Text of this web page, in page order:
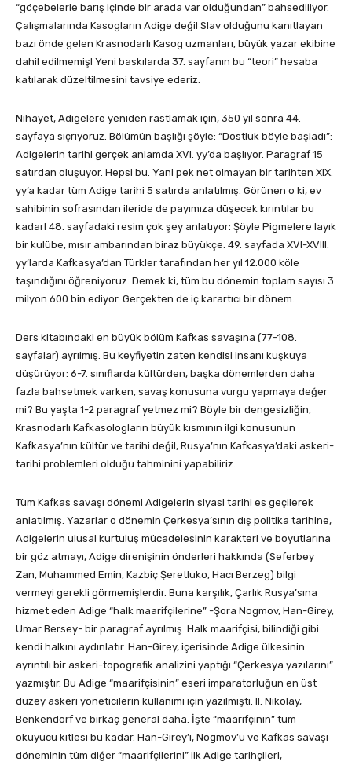
“göçebelerle barış içinde bir arada var olduğundan” bahsediliyor.
Çalışmalarında Kasogların Adige değil Slav olduğunu kanıtlayan
bazı önde gelen Krasnodarlı Kasog uzmanları, büyük yazar ekibine
dahil edilmemiş! Yeni baskılarda 37. sayfanın bu “teori” hesaba
katılarak düzeltilmesini tavsiye ederiz.
Nihayet, Adigelere yeniden rastlamak için, 350 yıl sonra 44.
sayfaya sıçrıyoruz. Bölümün başlığı şöyle: “Dostluk böyle başladı”:
Adigelerin tarihi gerçek anlamda XVI. yy’da başlıyor. Paragraf 15
satırdan oluşuyor. Hepsi bu. Yani pek net olmayan bir tarihten XIX.
yy’a kadar tüm Adige tarihi 5 satırda anlatılmış. Görünen o ki, ev
sahibinin sofrasından ileride de payımıza düşecek kırıntılar bu
kadar! 48. sayfadaki resim çok şey anlatıyor: Şöyle Pigmelere layık
bir kulübe, mısır ambarından biraz büyükçe. 49. sayfada XVI-XVIII.
yy’larda Kafkasya’dan Türkler tarafından her yıl 12.000 köle
taşındığını öğreniyoruz. Demek ki, tüm bu dönemin toplam sayısı 3
milyon 600 bin ediyor. Gerçekten de iç karartıcı bir dönem.
Ders kitabındaki en büyük bölüm Kafkas savaşına (77-108.
sayfalar) ayrılmış. Bu keyfiyetin zaten kendisi insanı kuşkuya
düşürüyor: 6-7. sınıflarda kültürden, başka dönemlerden daha
fazla bahsetmek varken, savaş konusuna vurgu yapmaya değer
mi? Bu yaşta 1-2 paragraf yetmez mi? Böyle bir dengesizliğin,
Krasnodarlı Kafkasologların büyük kısmının ilgi konusunun
Kafkasya’nın kültür ve tarihi değil, Rusya’nın Kafkasya’daki askeri-
tarihi problemleri olduğu tahminini yapabiliriz.
Tüm Kafkas savaşı dönemi Adigelerin siyasi tarihi es geçilerek
anlatılmış. Yazarlar o dönemin Çerkesya’sının dış politika tarihine,
Adigelerin ulusal kurtuluş mücadelesinin karakteri ve boyutlarına
bir göz atmayı, Adige direnişinin önderleri hakkında (Seferbey
Zan, Muhammed Emin, Kazbiç Şeretluko, Hacı Berzeg) bilgi
vermeyi gerekli görmemişlerdir. Buna karşılık, Çarlık Rusya’sına
hizmet eden Adige “halk maarifçilerine” -Şora Nogmov, Han-Girey,
Umar Bersey- bir paragraf ayrılmış. Halk maarifçisi, bilindiği gibi
kendi halkını aydınlatır. Han-Girey, içerisinde Adige ülkesinin
ayrıntılı bir askeri-topografik analizini yaptığı “Çerkesya yazılarını”
yazmıştır. Bu Adige “maarifçisinin” eseri imparatorluğun en üst
düzey askeri yöneticilerin kullanımı için yazılmıştı. II. Nikolay,
Benkendorf ve birkaç general daha. İşte “maarifçinin” tüm
okuyucu kitlesi bu kadar. Han-Girey’i, Nogmov’u ve Kafkas savaşı
döneminin tüm diğer “maarifçilerini” ilk Adige tarihçileri,